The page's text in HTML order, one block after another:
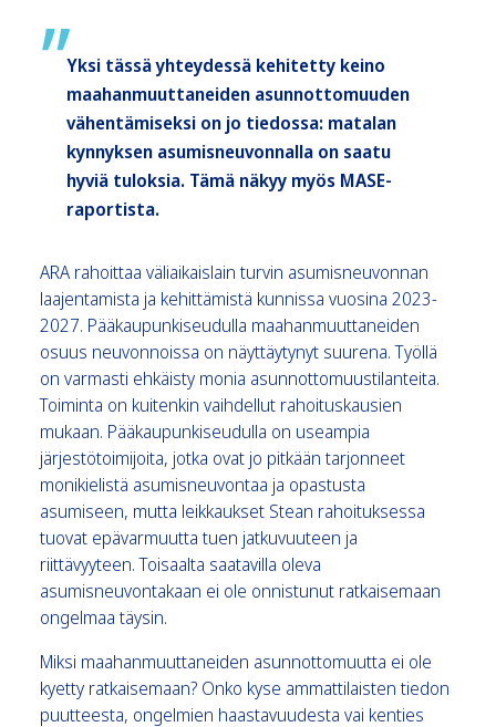
Yksi tässä yhteydessä kehitetty keino
maahanmuuttaneiden asunnottomuuden
vähentämiseksi on jo tiedossa: matalan
kynnyksen asumisneuvonnalla on saatu
hyviä tuloksia. Tämä näkyy myös MASE-
raportista.
ARA rahoittaa väliaikaislain turvin asumisneuvonnan
laajentamista ja kehittämistä kunnissa vuosina 2023-
2027. Pääkaupunkiseudulla maahanmuuttaneiden
osuus neuvonnoissa on näyttäytynyt suurena. Työllä
on varmasti ehkäisty monia asunnottomuustilanteita.
Toiminta on kuitenkin vaihdellut rahoituskausien
mukaan. Pääkaupunkiseudulla on useampia
järjestötoimijoita, jotka ovat jo pitkään tarjonneet
monikielistä asumisneuvontaa ja opastusta
asumiseen, mutta leikkaukset Stean rahoituksessa
tuovat epävarmuutta tuen jatkuvuuteen ja
riittävyyteen. Toisaalta saatavilla oleva
asumisneuvontakaan ei ole onnistunut ratkaisemaan
ongelmaa täysin.
Miksi maahanmuuttaneiden asunnottomuutta ei ole
kyetty ratkaisemaan? Onko kyse ammattilaisten tiedon
puutteesta, ongelmien haastavuudesta vai kenties